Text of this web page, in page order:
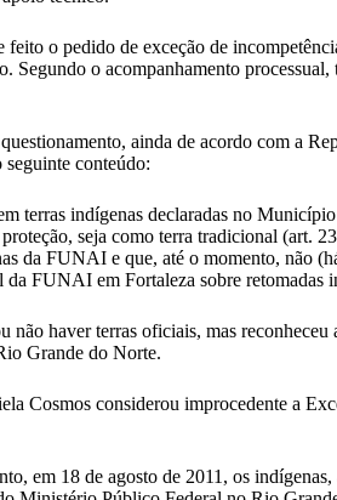
feito o pedido de exceção de
Segundo o acompanhamento
ainda de acordo com a
conteúdo:
terras indígenas declaradas no
seja como terra tradicional (art.
da FUNAI e que, até o momento, não
FUNAI em Fortaleza sobre retomadas
haver terras oficiais, mas
Grande do Norte.
Cosmos considerou improcedente a
em 18 de agosto de 2011, os